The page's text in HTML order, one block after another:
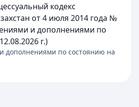
кодекс
от 4 июля 2014 года №
и дополнениями по
г.)
дополнениями по состоянию на